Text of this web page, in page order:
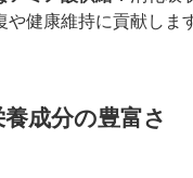
や健康維持に貢献します
成分の豊富さ